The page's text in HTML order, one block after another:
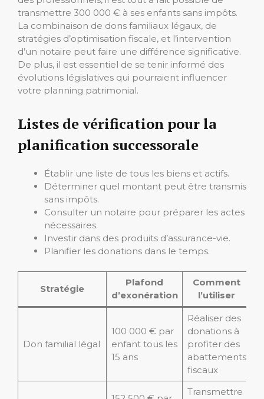
transmettre 300 000 € à ses enfants sans impôts.
La combinaison de dons familiaux légaux, de
stratégies d’optimisation fiscale, et l’intervention
d’un notaire peut faire une différence significative.
De plus, il est essentiel de se tenir informé des
évolutions législatives qui pourraient influencer
votre planning patrimonial.
Listes de vérification pour la
planification successorale
Établir une liste de tous les biens et actifs.
Déterminer quel montant peut être transmis
sans impôts.
Consulter un notaire pour préparer les actes
nécessaires.
Investir dans des produits d’assurance-vie.
Planifier les donations dans le temps.
Stratégie
Plafond
d’exonération
Comment
l’utiliser
Don familial légal
100 000 € par
enfant tous les
15 ans
Réaliser des
donations à
profiter des
abattements
fiscaux
Transmettre